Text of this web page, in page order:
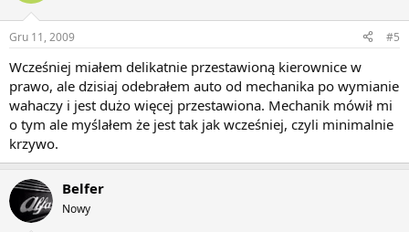
Gru 11, 2009 #5
Wcześniej miałem delikatnie przestawioną kierownice w
prawo, ale dzisiaj odebrałem auto od mechanika po wymianie
wahaczy i jest dużo więcej przestawiona. Mechanik mówił mi
o tym ale myślałem że jest tak jak wcześniej, czyli minimalnie
krzywo.
Belfer
Nowy